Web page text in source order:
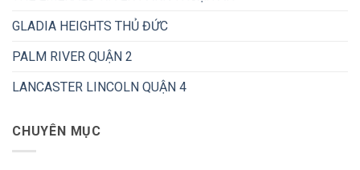
GLADIA HEIGHTS THỦ ĐỨC
PALM RIVER QUẬN 2
LANCASTER LINCOLN QUẬN 4
CHUYÊN MỤC